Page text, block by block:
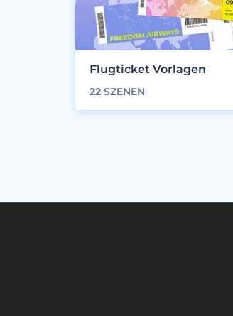
Flugticket Vorlagen
22 SZENEN